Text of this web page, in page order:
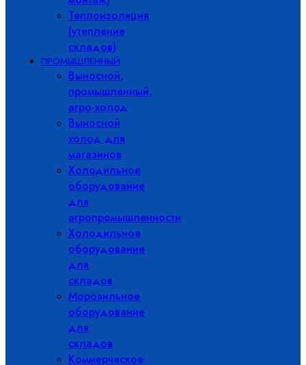
Теплоизоляция
(утепление
складов)
ПРОМЫШЛЕННЫЙ
Выносной,
промышленный,
агро-холод
Выносной
холод для
магазинов
Холодильное
оборудование
для
агропромышленности
Холодильное
оборудование
для
складов
Морозильное
оборудование
для
складов
Коммерческое